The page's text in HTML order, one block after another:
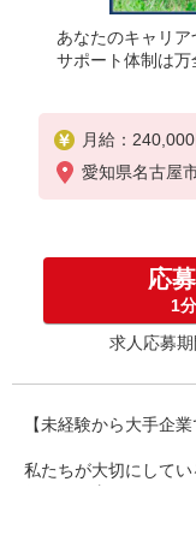
あなたのキャリア
サポート体制は
月給：
月収例：
※精勤手当1万
愛知県名古屋
応
1
求人応募
【未経験から大手企
私たちが大切にしてい
タイルにこだわって